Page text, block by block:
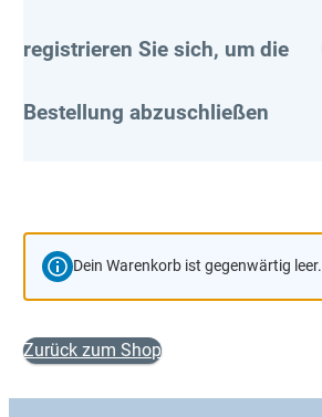
registrieren Sie sich, um die
Bestellung abzuschließen
Dein Warenkorb ist gegenwärtig leer.
Zurück zum Shop